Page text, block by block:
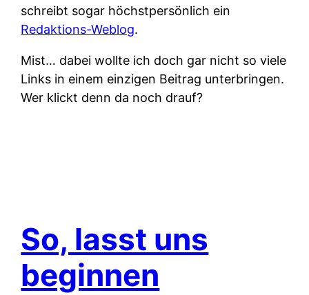
schreibt sogar höchstpersönlich ein
Redaktions-Weblog.
Mist… dabei wollte ich doch gar nicht so viele
Links in einem einzigen Beitrag unterbringen.
Wer klickt denn da noch drauf?
So, lasst uns
beginnen